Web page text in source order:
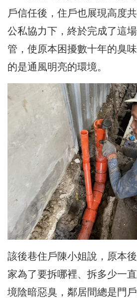
戶信任後，住戶也展現高度
公私協力下，終於完成了這
管，使原本困擾數十年的臭
的是通風明亮的環境。
該後巷住戶陳小姐說，原本
家為了要拆哪裡、拆多少一
境陰暗惡臭，鄰居間總是門